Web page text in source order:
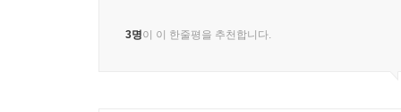
3명이 이 한줄평을 추천합니다.